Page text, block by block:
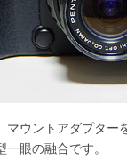
ウントアダプター
眼の融合です。